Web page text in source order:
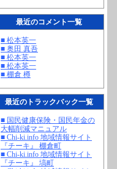
最近のコメント一覧
■ 松本英一
■ 奥田 真吾
■ 松本英一
■ 松本英一
■ 棚倉 樽
最近のトラックバック一覧
■ 国民健康保険・国民年金の
大幅削減マニュアル
■ Chi-ki.info 地域情報サイト
『チーキ』 棚倉町
■ Chi-ki.info 地域情報サイト
『チーキ』 塙町